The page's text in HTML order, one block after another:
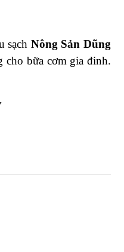
sạch Nông Sản Dũng
cho bữa cơm gia đinh.